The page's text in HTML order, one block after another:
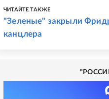
ЧИТАЙТЕ ТАКЖЕ
"Зеленые" закрыли
канцлера